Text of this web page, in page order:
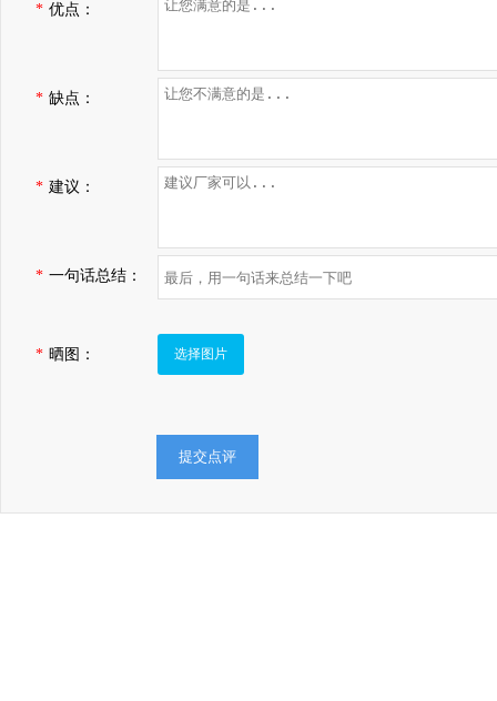
* 优点：
* 缺点：
* 建议：
* 一句话总结：
* 晒图： 选择图片